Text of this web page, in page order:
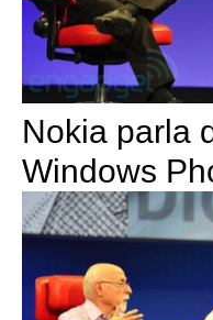
Nokia parla
Windows